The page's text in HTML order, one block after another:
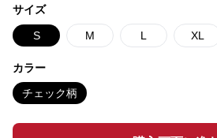
サイズ
S M L XL
カラー
チェック柄